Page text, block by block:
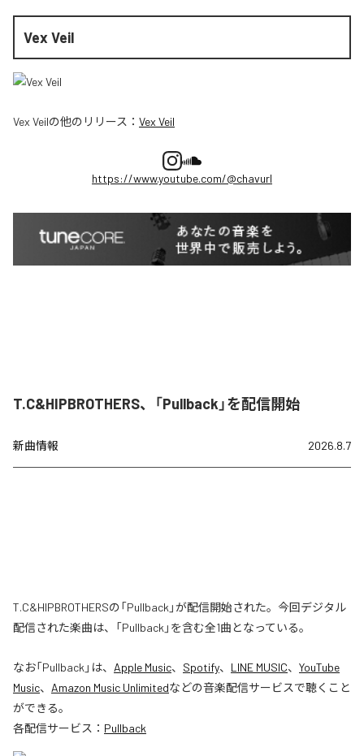
Vex Veil
Vex Veilの他のリリース： Vex Veil
https://www.youtube.com/@chavurl
T.C&HIPBROTHERS、「Pullback」を配信開始
新曲情報 2026.8.7
T.C&HIPBROTHERSの「Pullback」が配信開始された。今回デジタル
配信された楽曲は、「Pullback」を含む全1曲となっている。
なお「Pullback 」は、 Apple Music、 Spotify、 LINE MUSIC、 YouTube
Music、 Amazon Music Unlimitedなどの音楽配信サービスで聴くこと
ができる。
各配信サービス： Pullback